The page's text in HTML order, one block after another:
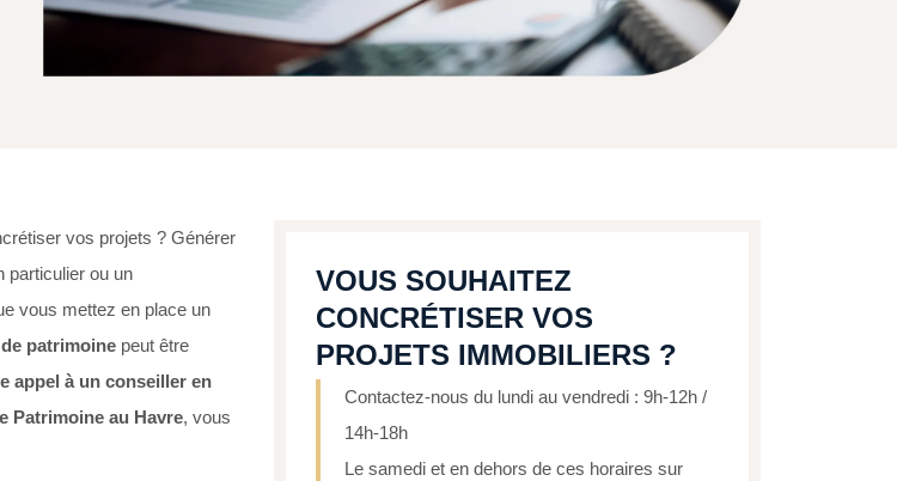
vos projets ? Générer
particulier ou un
vous mettez en place un
patrimoine peut être
appel à un conseiller en
Patrimoine au Havre, vous
VOUS SOUHAITEZ
CONCRÉTISER VOS
PROJETS IMMOBILIERS ?
Contactez-nous du lundi au vendredi : 9h-12h /
14h-18h
Le samedi et en dehors de ces horaires sur